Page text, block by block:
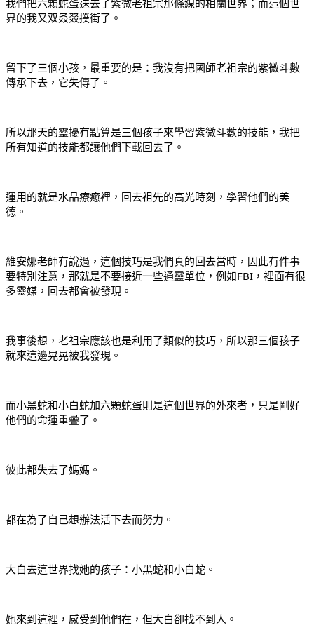
我們把六顆蛇蛋送去了紫微老祖宗那條線的相關世界；而這個世
界的我又双叒叕撲街了。
留下了三個小孩，最重要的是：我沒有把國師老祖宗的紫微斗數
傳承下去，它失傳了。
所以那天的靈擾有點算是三個孩子來學習紫微斗數的技能，我把
所有知道的技能都讓他們下載回去了。
運用的就是水晶療癒裡，回去祖先的高光時刻，學習他們的美
德。
維安娜老師有說過，這個技巧是我們真的回去當時，因此有件事
要特別注意，那就是不要接近一些通靈單位，例如FBI，裡面有很
多靈媒，回去都會被發現。
我事後想，老祖宗應該也是利用了類似的技巧，所以那三個孩子
就來這邊晃晃被我發現。
而小黑蛇和小白蛇加六顆蛇蛋則是這個世界的外來者，只是剛好
他們的命運重疊了。
彼此都失去了媽媽。
都在為了自己想辦法活下去而努力。
大白去這世界找她的孩子：小黑蛇和小白蛇。
她來到這裡，感受到他們在，但大白卻找不到人。